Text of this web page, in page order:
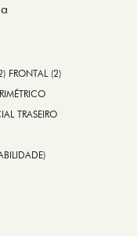
FRONTAL (2)
TRASEIRO